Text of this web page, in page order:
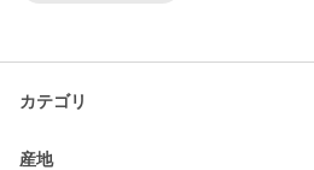
カテゴリ
産地